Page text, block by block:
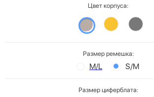
Цвет корпуса:
Размер ремешка:
M/L S/M
Размер циферблата: